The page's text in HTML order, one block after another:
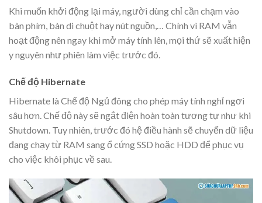
Khi muốn khởi động lại máy, người dùng chỉ cần chạm vào
bàn phím, bàn di chuột hay nút nguồn,… Chính vì RAM vẫn
hoạt động nên ngay khi mở máy tính lên, mọi thứ sẽ xuất hiện
y nguyên như phiên làm việc trước đó.
Chế độ Hibernate
Hibernate là Chế độ Ngủ đông cho phép máy tính nghỉ ngơi
sâu hơn. Chế độ này sẽ ngắt điện hoàn toàn tương tự như khi
Shutdown. Tuy nhiên, trước đó hệ điều hành sẽ chuyển dữ liệu
đang chạy từ RAM sang ổ cứng SSD hoặc HDD để phục vụ
cho việc khôi phục về sau.